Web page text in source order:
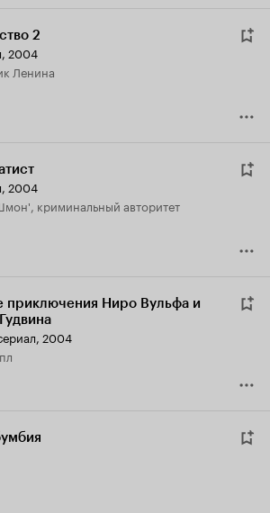
2
2004
Ленина
2004
криминальный авторитет
приключения Ниро Вульфа и
2004